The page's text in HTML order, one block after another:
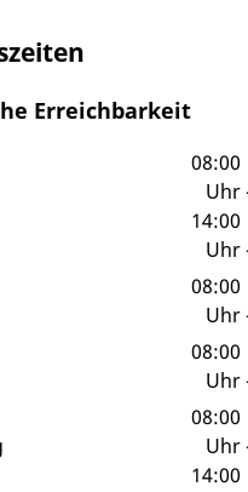
Erreichbarkeit
08:00
Uhr
14:00
Uhr
08:00
Uhr
08:00
Uhr
08:00
Uhr
14:00